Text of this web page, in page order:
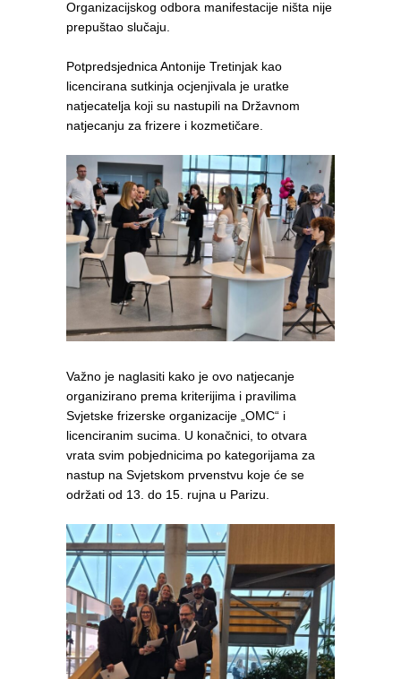
Organizacijskog odbora manifestacije ništa nije
prepuštao slučaju.
Potpredsjednica Antonije Tretinjak kao
licencirana sutkinja ocjenjivala je uratke
natjecatelja koji su nastupili na Državnom
natjecanju za frizere i kozmetičare.
Važno je naglasiti kako je ovo natjecanje
organizirano prema kriterijima i pravilima
Svjetske frizerske organizacije „OMC“ i
licenciranim sucima. U konačnici, to otvara
vrata svim pobjednicima po kategorijama za
nastup na Svjetskom prvenstvu koje će se
održati od 13. do 15. rujna u Parizu.